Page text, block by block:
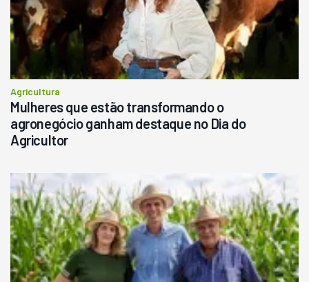
Agricultura
Mulheres que estão transformando o
agronegócio ganham destaque no Dia do
Agricultor